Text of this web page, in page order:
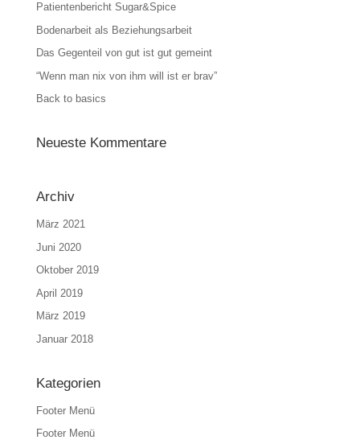
Patientenbericht Sugar&Spice
Bodenarbeit als Beziehungsarbeit
Das Gegenteil von gut ist gut gemeint
“Wenn man nix von ihm will ist er brav”
Back to basics
Neueste Kommentare
Archiv
März 2021
Juni 2020
Oktober 2019
April 2019
März 2019
Januar 2018
Kategorien
Footer Menü
Footer Menü